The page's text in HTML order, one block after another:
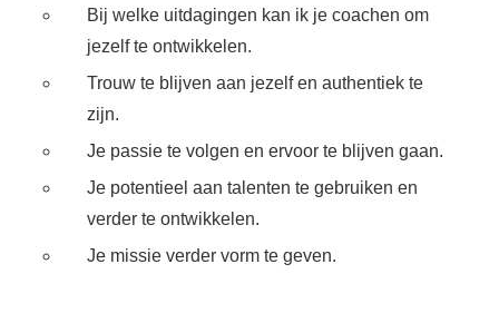
Bij welke uitdagingen kan ik je coachen om
jezelf te ontwikkelen.
Trouw te blijven aan jezelf en authentiek te
zijn.
Je passie te volgen en ervoor te blijven gaan.
Je potentieel aan talenten te gebruiken en
verder te ontwikkelen.
Je missie verder vorm te geven.